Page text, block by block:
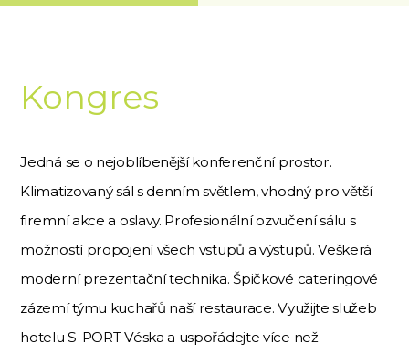
Kongres
Jedná se o nejoblíbenější konferenční prostor.
Klimatizovaný sál s denním světlem, vhodný pro větší
firemní akce a oslavy. Profesionální ozvučení sálu s
možností propojení všech vstupů a výstupů. Veškerá
moderní prezentační technika. Špičkové cateringové
zázemí týmu kuchařů naší restaurace. Využijte služeb
hotelu S-PORT Véska a uspořádejte více než